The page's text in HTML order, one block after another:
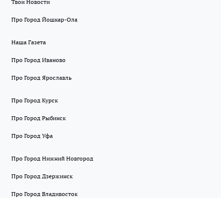
Твои Новости
Про Город Йошкар-Ола
Наша Газета
Про Город Иваново
Про Город Ярославль
Про Город Курск
Про Город Рыбинск
Про Город Уфа
Про Город Нижний Новгород
Про Город Дзержинск
Про Город Владивосток